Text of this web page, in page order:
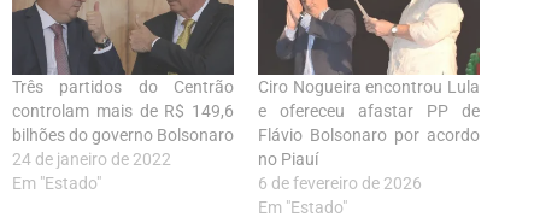
Três partidos do Centrão
controlam mais de R$ 149,6
bilhões do governo Bolsonaro
24 de janeiro de 2022
Em "Estado"
Ciro Nogueira encontrou Lula
e ofereceu afastar PP de
Flávio Bolsonaro por acordo
no Piauí
6 de fevereiro de 2026
Em "Estado"